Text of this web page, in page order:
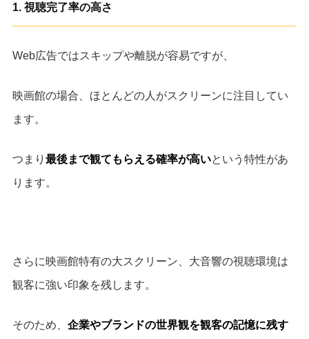
1. 視聴完了率の高さ
Web広告ではスキップや離脱が容易ですが、
映画館の場合、ほとんどの人がスクリーンに注目してい
ます。
つまり 最後まで観てもらえる確率が高いという特性があ
ります。
さらに映画館特有の大スクリーン、大音響の視聴環境は
観客に強い印象を残します。
そのため、 企業やブランドの世界観を観客の記憶に残す